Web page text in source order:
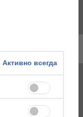
сжиженного
Активно всегда